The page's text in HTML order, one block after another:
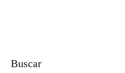
Buscar